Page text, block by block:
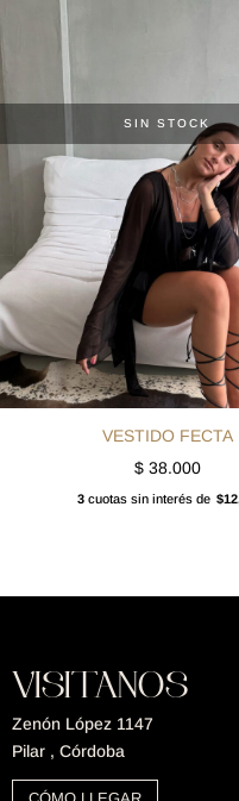
SIN STOCK
VESTIDO FECTA
$38.000
3 cuotas sin interés de
VISITANOS
Zenón López 1147
Pilar , Córdoba